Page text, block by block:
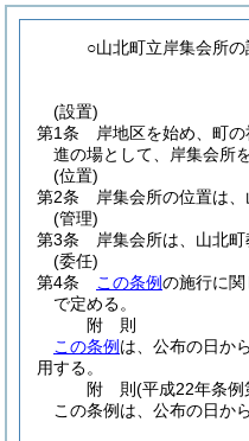
○山北町立岸集会所
(設置)
第1条
岸地区を始め、町
進の場として、岸集会所
(位置)
第2条
岸集会所の位置は
(管理)
第3条
岸集会所は、山北町
(委任)
第4条
この条例の施行に関
で定める。
附 則
この条例 は、公布の日か
用する。
附 則(平成22年条例
この条例は、公布の日か